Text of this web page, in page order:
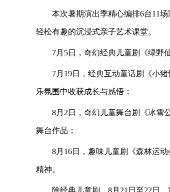
本次暑期演出季精心编排6台11
轻松有趣的沉浸式亲子艺术课堂。
7月5日，奇幻经典儿童剧《绿野
7月19日，经典互动童话剧《小
乐氛围中收获成长与感悟；
8月2日，奇幻儿童舞台剧《冰雪
舞台作品；
8月16日，趣味儿童剧《森林运
精神。
除经典儿童剧，8月21日至22日